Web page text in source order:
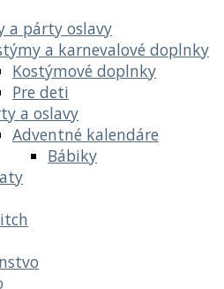
a párty oslavy
a karnevalové doplnky
Kostýmové doplnky
Pre deti
a oslavy
Adventné kalendáre
Bábiky